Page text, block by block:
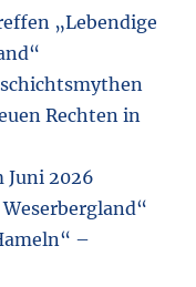
„Lebendige
Rechten in
2026
–